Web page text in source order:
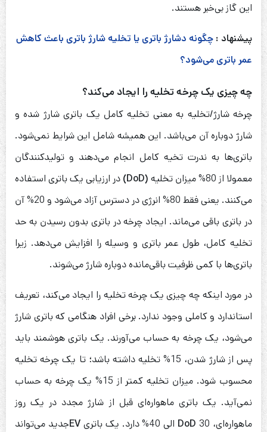
این گاز بی‌خبر هستند.
پیشنهاد : چگونه دشارژ باتری یا تخلیه شارژ باتری‌ باعث کاهش
عمر باتری می‌شود؟
چه چیزی یک چرخه تخلیه را ایجاد می‌کند؟
چرخه شارژ/تخلیه به معنی تخلیه کامل یک باتری شارژ شده و
شارژ دوباره آن می‌باشد. این همیشه شامل این شرایط نمی‌شود.
باتری‌ها به ندرت تخیه کامل انجام می‌دهند و تولیدکنندگان
معمولا از 80% میزان تخلیه
(DoD)
در ارزیابی یک باتری استفاده
می‌کنند. یعنی فقط 80% انرژی در دسترس آزاد می‌شود و 20% آن
در باتری باقی می‌ماند. ایجاد چرخه در باتری بدون رسیدن به حد
تخلیه کامل، طول عمر باتری و وسیله را افزایش می‌دهد. زیرا
باتری‌ها با کمی ظرفیت باقی‌مانده دوباره شارژ می‌شوند.
در مورد اینکه چه چیزی یک چرخه تخلیه را ایجاد می‌کند، تعریف
استاندارد و کاملی وجود ندارد. برخی افراد هنگامی که باتری شارژ
می‌شود، یک چرخه به حساب می‌آورند. یک باتری هوشمند باید
پس از شارژ شدن، 15% تخلیه داشته باشد؛ تا یک چرخه تخلیه
محسوب شود. میزان تخلیه کمتر از 15% یک چرخه به حساب
نمی‌آید. یک باتری ماهواره‌ای قبل از شارژ مجدد در یک روز
ماهواره‌ای،
DoD 30 الی 40% دارد. یک باتری EVجدید می‌تواند